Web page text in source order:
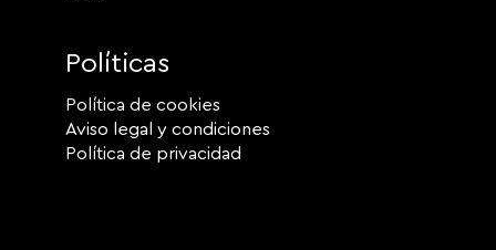
Políticas
Política de cookies
Aviso legal y condiciones
Política de privacidad